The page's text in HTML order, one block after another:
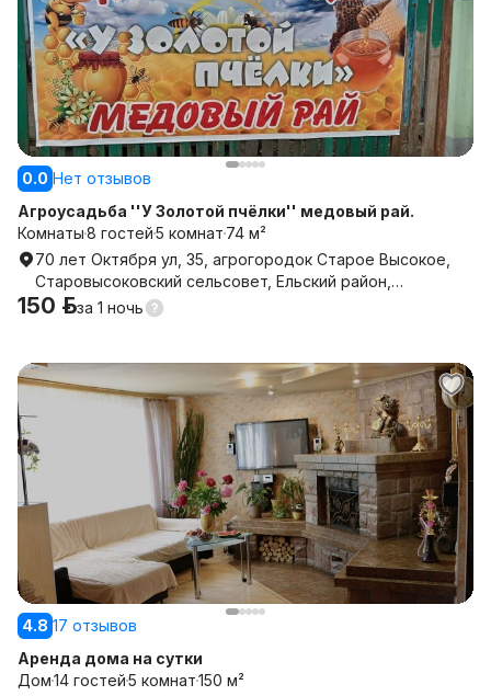
0.0 Нет отзывов
Агроусадьба ''У Золотой пчёлки'' медовый рай.
Комнаты8 гостей5 комнат 74 м²
70 лет Октября ул, 35, агрогородок Старое Высокое,
Старовысоковский сельсовет, Ельский район,
Гомельская область
150 р.за 1 ночь
4.8 17 отзывов
Аренда дома на сутки
Дом14 гостей5 комнат150 м²